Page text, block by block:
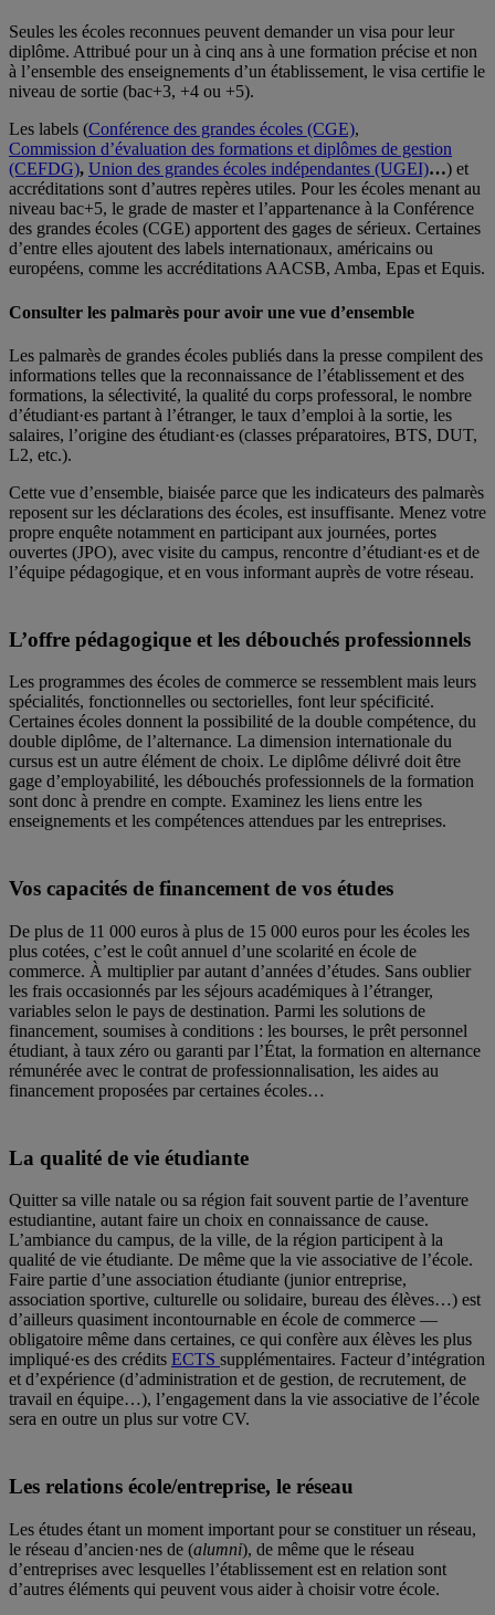
Seules les écoles reconnues peuvent demander un visa pour leur
diplôme. Attribué pour un à cinq ans à une formation précise et non
à l’ensemble des enseignements d’un établissement, le visa certifie le
niveau de sortie (bac+3, +4 ou +5).
Les labels (Conférence des grandes écoles (CGE),
Commission d’évaluation des formations et diplômes de gestion
(CEFDG), Union des grandes écoles indépendantes (UGEI)…) et
accréditations sont d’autres repères utiles. Pour les écoles menant au
niveau bac+5, le grade de master et l’appartenance à la Conférence
des grandes écoles (CGE) apportent des gages de sérieux. Certaines
d’entre elles ajoutent des labels internationaux, américains ou
européens, comme les accréditations AACSB, Amba, Epas et Equis.
Consulter les palmarès pour avoir une vue d’ensemble
Les palmarès de grandes écoles publiés dans la presse compilent des
informations telles que la reconnaissance de l’établissement et des
formations, la sélectivité, la qualité du corps professoral, le nombre
d’étudiant·es partant à l’étranger, le taux d’emploi à la sortie, les
salaires, l’origine des étudiant·es (classes préparatoires, BTS, DUT,
L2, etc.).
Cette vue d’ensemble, biaisée parce que les indicateurs des palmarès
reposent sur les déclarations des écoles, est insuffisante. Menez votre
propre enquête notamment en participant aux journées, portes
ouvertes (JPO), avec visite du campus, rencontre d’étudiant·es et de
l’équipe pédagogique, et en vous informant auprès de votre réseau.
L’offre pédagogique et les débouchés professionnels
Les programmes des écoles de commerce se ressemblent mais leurs
spécialités, fonctionnelles ou sectorielles, font leur spécificité.
Certaines écoles donnent la possibilité de la double compétence, du
double diplôme, de l’alternance. La dimension internationale du
cursus est un autre élément de choix. Le diplôme délivré doit être
gage d’employabilité, les débouchés professionnels de la formation
sont donc à prendre en compte. Examinez les liens entre les
enseignements et les compétences attendues par les entreprises.
Vos capacités de financement de vos études
De plus de 11 000 euros à plus de 15 000 euros pour les écoles les
plus cotées, c’est le coût annuel d’une scolarité en école de
commerce. À multiplier par autant d’années d’études. Sans oublier
les frais occasionnés par les séjours académiques à l’étranger,
variables selon le pays de destination. Parmi les solutions de
financement, soumises à conditions : les bourses, le prêt personnel
étudiant, à taux zéro ou garanti par l’État, la formation en alternance
rémunérée avec le contrat de professionnalisation, les aides au
financement proposées par certaines écoles…
La qualité de vie étudiante
Quitter sa ville natale ou sa région fait souvent partie de l’aventure
estudiantine, autant faire un choix en connaissance de cause.
L’ambiance du campus, de la ville, de la région participent à la
qualité de vie étudiante. De même que la vie associative de l’école.
Faire partie d’une association étudiante (junior entreprise,
association sportive, culturelle ou solidaire, bureau des élèves…) est
d’ailleurs quasiment incontournable en école de commerce —
obligatoire même dans certaines, ce qui confère aux élèves les plus
impliqué·es des crédits ECTS supplémentaires. Facteur d’intégration
et d’expérience (d’administration et de gestion, de recrutement, de
travail en équipe…), l’engagement dans la vie associative de l’école
sera en outre un plus sur votre CV.
Les relations école/entreprise, le réseau
Les études étant un moment important pour se constituer un réseau,
le réseau d’ancien·nes de (alumni), de même que le réseau
d’entreprises avec lesquelles l’établissement est en relation sont
d’autres éléments qui peuvent vous aider à choisir votre école.